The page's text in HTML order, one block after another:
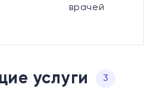
врачей
услуги 3